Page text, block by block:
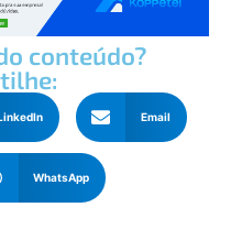
conteúdo?
Email
WhatsApp